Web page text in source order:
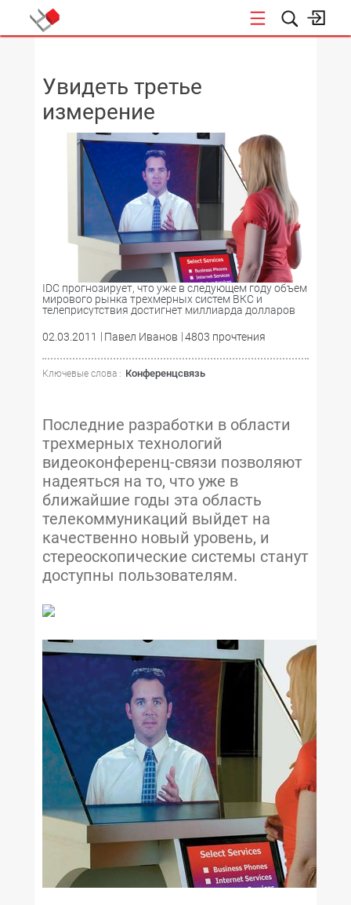
Увидеть третье
измерение
IDC прогнозирует, что уже в следующем году объем
мирового рынка трехмерных систем ВКС и
телеприсутствия достигнет миллиарда долларов
02.03.2011 Павел Иванов 4803 прочтения
Ключевые слова : Конференцсвязь
Последние разработки в области
трехмерных технологий
видеоконференц-связи позволяют
надеяться на то, что уже в
ближайшие годы эта область
телекоммуникаций выйдет на
качественно новый уровень, и
стереоскопические системы станут
доступны пользователям.